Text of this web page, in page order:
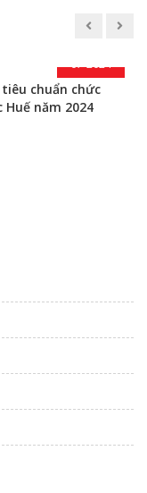
07-2024
chuẩn chức
Huế năm 2024